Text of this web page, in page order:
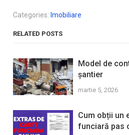
Categories: Imobiliare
RELATED POSTS
Model de
șantier
martie 5, 2026
Cum obții un
funciară pas